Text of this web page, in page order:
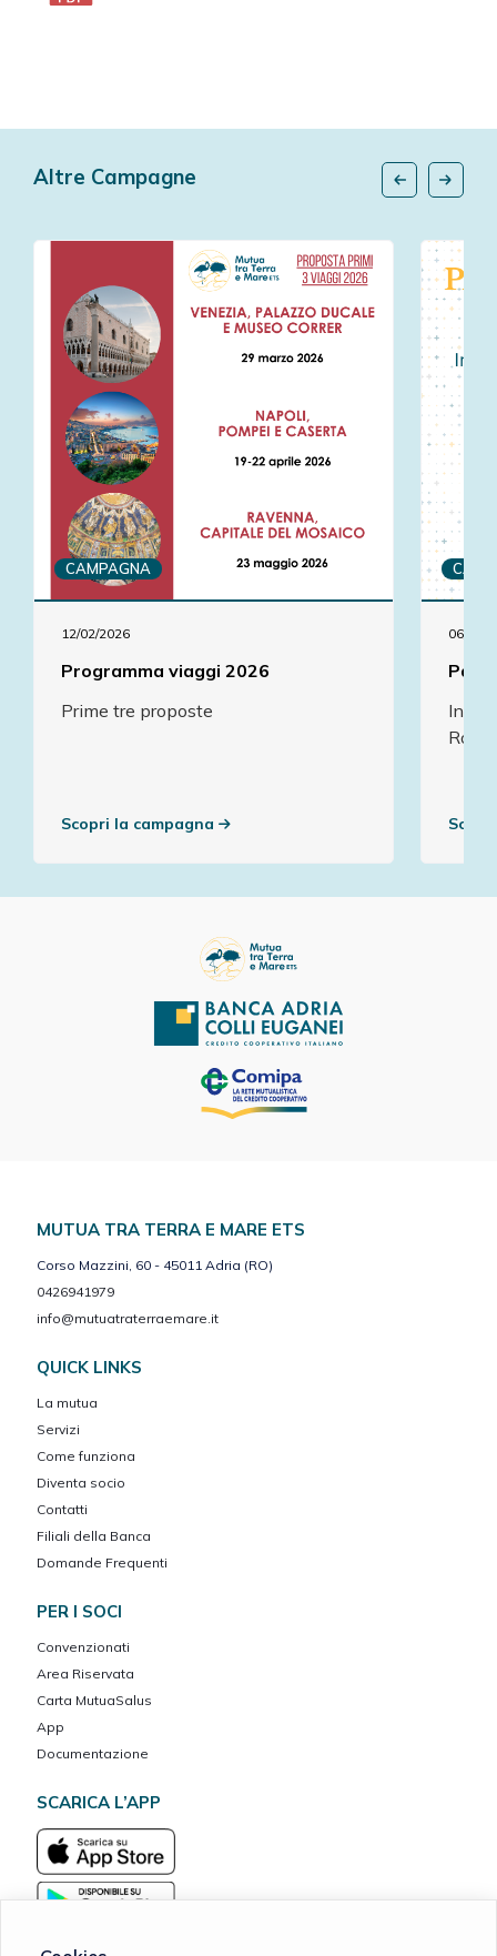
Altre Campagne
CAMPAGNA
12/02/2026
Programma viaggi 2026
Prime tre proposte
Scopri la campagna
06/05/
In
MUTUA TRA TERRA E MARE ETS
Corso Mazzini, 60 - 45011 Adria (RO)
0426941979
info@mutuatraterraemare.it
QUICK LINKS
La mutua
Servizi
Come funziona
Diventa socio
Contatti
Filiali della Banca
Domande Frequenti
PER I SOCI
Convenzionati
Area Riservata
Carta MutuaSalus
App
Documentazione
SCARICA L’APP